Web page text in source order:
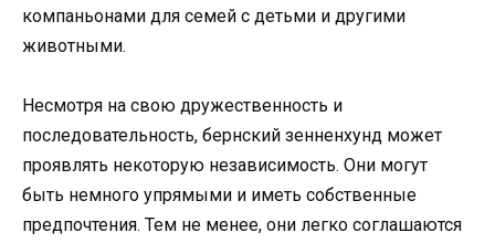
компаньонами для семей с детьми и другими
животными.
Несмотря на свою дружественность и
последовательность, бернский зенненхунд может
проявлять некоторую независимость. Они могут
быть немного упрямыми и иметь собственные
предпочтения. Тем не менее, они легко соглашаются